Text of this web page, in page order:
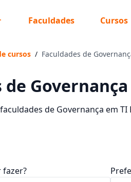
Faculdades Cursos
cursos / Faculdades de
de
de Governança em
fazer?